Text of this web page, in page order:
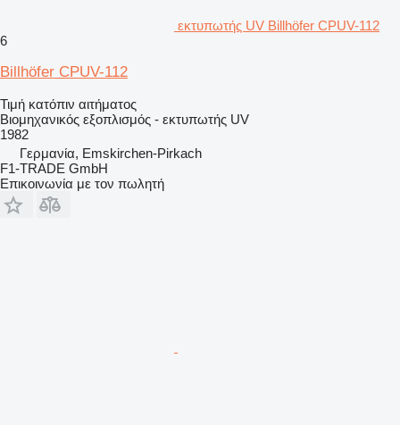
εκτυπωτής UV Billhöfer CPUV-112
6
Billhöfer CPUV-112
Τιμή κατόπιν αιτήματος
Βιομηχανικός εξοπλισμός - εκτυπωτής UV
1982
Γερμανία, Emskirchen-Pirkach
F1-TRADE GmbH
Επικοινωνία με τον πωλητή